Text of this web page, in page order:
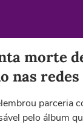
morte
nas redes
parceria
pelo álbum